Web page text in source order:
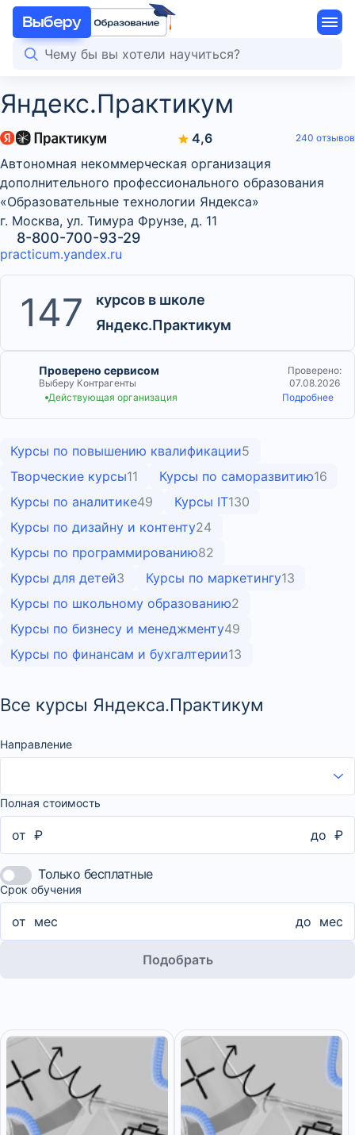
Яндекс.Практикум
8-800-700-93-29
4,6 240 отзывов
Автономная некоммерческая организация
дополнительного профессионального образования
«Образовательные технологии Яндекса»
г. Москва, ул. Тимура Фрунзе, д. 11
practicum.yandex.ru
147
курсов в школе
Яндекс.Практикум
Проверено сервисом
Выберу Контрагенты
Проверено:
07.08.2026
Действующая организация
Подробнее
Курсы по повышению квалификации5
Творческие курсы11 Курсы по саморазвитию16
Курсы по аналитике49 Курсы IT130
Курсы по дизайну и контенту24
Курсы по программированию82
Курсы для детей3 Курсы по маркетингу13
Курсы по школьному образованию2
Курсы по бизнесу и менеджменту49
Курсы по финансам и бухгалтерии13
Все курсы Яндекса.Практикум
Направление
Полная стоимость
от ₽ до ₽
Только бесплатные
Срок обучения
от мес до мес
Подобрать